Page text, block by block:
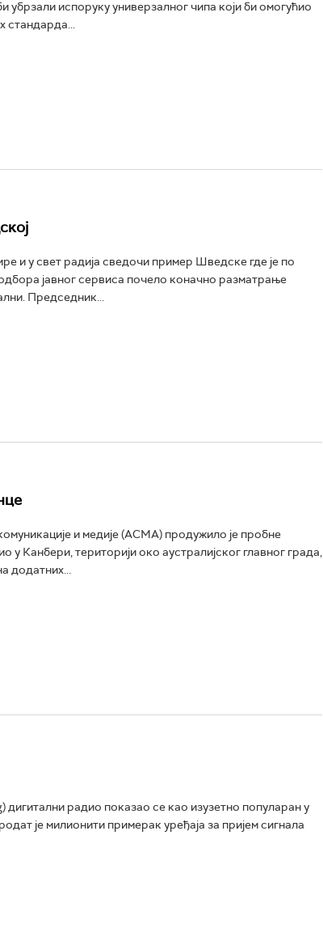
убрзали испоруку универзалног чипа који би омогућио
стандарда...
и у свет радија сведочи пример Шведске где је по
јавног сервиса почело коначно разматрање
Председник...
и медије (ACMA) продужило је пробне
у Канбери, територији око аустралијског главног града,
додатних...
радио показао се као изузетно популаран у
је милионити примерак уређаја за пријем сигнала